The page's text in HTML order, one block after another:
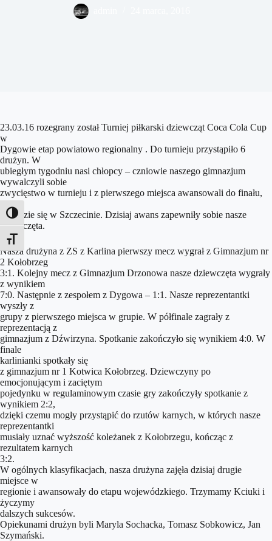
Toggle High Contrast
Toggle Font size
23.03.16 rozegrany został Turniej piłkarski dziewcząt Coca Cola Cup
w
Dygowie etap powiatowo regionalny . Do turnieju przystąpiło 6
drużyn. W
ubiegłym tygodniu nasi chłopcy – czniowie naszego gimnazjum
wywalczyli sobie
zwycięstwo w turnieju i z pierwszego miejsca awansowali do finału,
odbędzie się w Szczecinie. Dzisiaj awans zapewniły sobie nasze
dziewczęta.
Nasza drużyna z ZS z Karlina pierwszy mecz wygrał z Gimnazjum nr
2 Kołobrzeg
3:1. Kolejny mecz z Gimnazjum Drzonowa nasze dziewczęta wygrały
z wynikiem
7:0. Następnie z zespołem z Dygowa – 1:1. Nasze reprezentantki
wyszły z
grupy z pierwszego miejsca w grupie. W półfinale zagrały z
reprezentacją z
gimnazjum z Dźwirzyna. Spotkanie zakończyło się wynikiem 4:0. W
finale
karlinianki spotkały się
z gimnazjum nr 1 Kotwica Kołobrzeg. Dziewczyny po
emocjonującym i zaciętym
pojedynku w regulaminowym czasie gry zakończyły spotkanie z
wynikiem 2:2,
dzięki czemu mogły przystąpić do rzutów karnych, w których nasze
reprezentantki
musiały uznać wyższość koleżanek z Kołobrzegu, kończąc z
rezultatem karnych
3:2.
W ogólnych klasyfikacjach, nasza drużyna zajęła dzisiaj drugie
miejsce w
regionie i awansowały do etapu wojewódzkiego. Trzymamy Kciuki i
życzymy
dalszych sukcesów.
Opiekunami drużyn byli Maryla Sochacka, Tomasz Sobkowicz, Jan
Szymański.